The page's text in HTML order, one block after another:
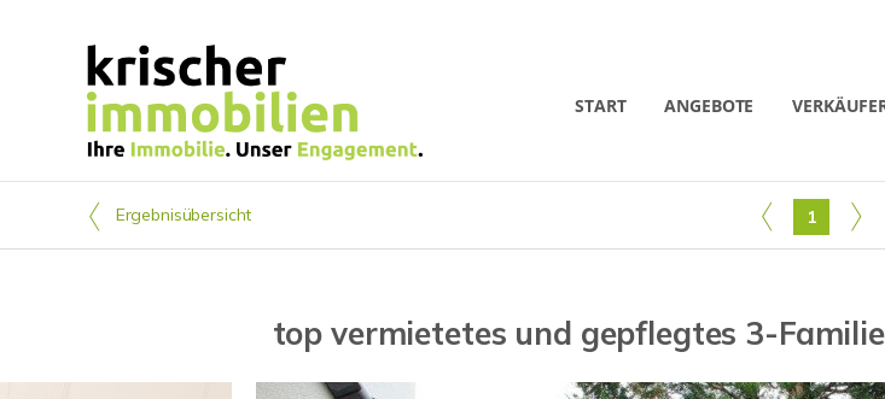
START ANGEBOTE
Ergebnisübersicht 1
top vermietetes und gepflegtes 3-